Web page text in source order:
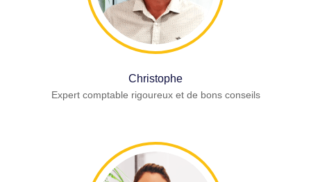
Christophe
Expert comptable rigoureux et de bons conseils